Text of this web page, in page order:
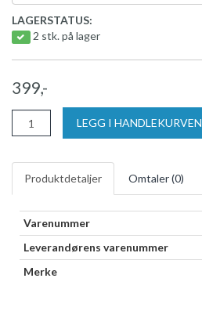
LAGERSTATUS:
2 stk. på lager
399,-
LEGG I HANDLEKURVEN
Produktdetaljer Omtaler (0)
Varenummer
Leverandørens varenummer
Merke